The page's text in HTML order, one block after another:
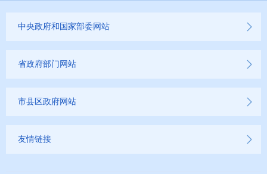
中央政府和国家部委网站
省政府部门网站
市县区政府网站
友情链接